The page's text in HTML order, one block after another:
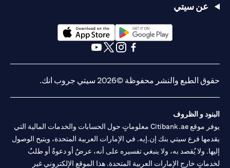
عن سيتي
opens in a new tab
opens in a new tab
حقوق الطبع والنشر محفوظة ©2026 سيتي جروب انك.
البنود و الظروف
يوفر موقع Citibank.ae معلوماتٍ حول الحسابات والخدمات المالية التي
يقدمها فرع سيتي بنك إن.إيه. في الإمارات العربية المتحدة، ويتيح الوصول
إليها. ولا يُقصد به، ولا ينبغي تفسيره على أنه، عرضٌ أو دعوةٌ أو طلبٌ
لخدماتٍ خارج الإمارات العربية المتحدة. هذا الموقع الإلكتروني غير